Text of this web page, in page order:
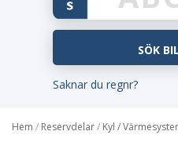
Saknar du regnr?
Hem / Reservdelar/ Kyl /